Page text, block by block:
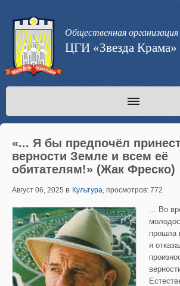
Общественная организация
ЦГИ «Звезда Крама»
«... Я бы предпочёл
верности Земле и всем её
обитателям!» (Жак Фреско)
Август 06, 2025 в Культура, просмотров: 772
... Во
прошла
я